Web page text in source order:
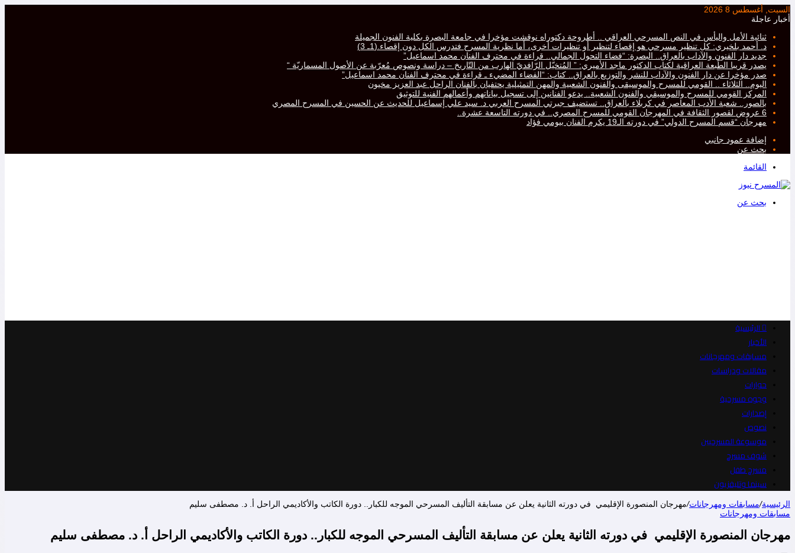
السبت, أغسطس 8 2026
أخبار عاجلة
ثنائية الأمل واليأس في النص المسرحي العراقي .. أطروحة دكتوراه نوقشت مؤخرا في جامعة البصرة بكلية الفنون الجميلة
د. أحمد بلخيري: كل تنظير مسرحي هو إقصاء لتنظير أو تنظيرات أخرى، أما نظرية المسرح فتدرس الكل دون إقصاء.(1ـ 3)
جديد دار الفنون والآداب بالعراق.. البصرة: “فضاء التحول الجمالي.. قراءة في محترف الفنان محمد اسماعيل”
يصدر قريبا الطّبعة العراقية لكتاب الدكتور ماجد الأميري: ” المُتخيّل الرّافديّ الهارب من التّاريخ – دراسة ونصوص مُعرّبة عن الأصول المسماريّة “
صدر مؤخرا عن دار الفنون والآداب للنشر والتوزيع بالعراق.. كتاب: “الفضاء المضيء ـ قراءة في محترف الفنان محمد اسماعيل”
اليوم.. الثلاثاء .. القومي للمسرح والموسيقى والفنون الشعبية والمهن التمثيلية يحتفيان بالفنان الراحل عبد العزيز مخيون
المركز القومي للمسرح والموسيقي والفنون الشعبية.. يدعو الفنانين إلى تسجيل بياناتهم وأعمالهم الفنية للتوثيق
بالصور.. شعبة الأدب المعاصر في كربلاء بالعراق.. تستضيف جبرتي المسرح العربي د. سيد علي إسماعيل للحديث عن الحسين في المسرح المصري
6 عروض لقصور الثقافة في المهرجان القومي للمسرح المصري.. في دورته التاسعة عشرة..
مهرجان “قسم المسرح الدولي” في دورته الـ19 يكرم الفنان بيومي فؤاد
إضافة عمود جانبي
بحث عن
القائمة
بحث عن
الرئيسية
الأخبار
مسابقات ومهرجانات
مقالات ودراسات
حوارات
وجوه مسرحية
إصدارات
نصوص
موسوعة المسرحيين
شوف مسرح
مسرح طفل
سينما وتليفزيون
الرئيسية/مسابقات ومهرجانات/مهرجان المنصورة الإقليمي في دورته الثانية يعلن عن مسابقة التأليف المسرحي الموجه للكبار.. دورة الكاتب والأكاديمي الراحل أ. د. مصطفى سليم
مسابقات ومهرجانات
مهرجان المنصورة الإقليمي في دورته الثانية يعلن عن مسابقة التأليف المسرحي الموجه للكبار.. دورة الكاتب والأكاديمي الراحل أ. د. مصطفى سليم